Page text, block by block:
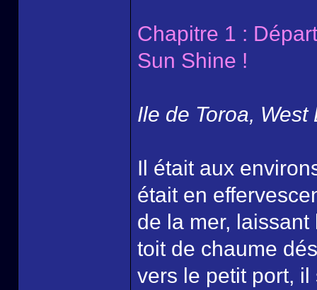
Chapitre 1 :
Sun Shine !
Ile de Toroa, West
Il était aux
était en
de la mer,
toit de chaume
vers le petit port,